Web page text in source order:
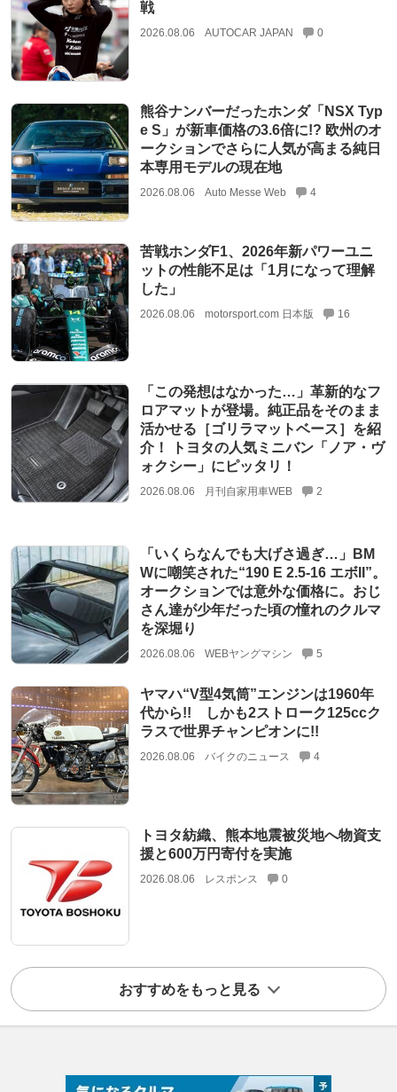
戦
2026.08.06 AUTOCAR JAPAN 0
熊谷ナンバーだったホンダ「NSX Typ
e S」が新車価格の3.6倍に!? 欧州のオ
ークションでさらに人気が高まる純日
本専用モデルの現在地
2026.08.06 Auto Messe Web 4
苦戦ホンダF1、2026年新パワーユニ
ットの性能不足は「1月になって理解
した」
2026.08.06 motorsport.com 日本版 16
「この発想はなかった…」革新的なフ
ロアマットが登場。純正品をそのまま
活かせる［ゴリラマットベース］を紹
介！ トヨタの人気ミニバン「ノア・ヴ
ォクシー」にピッタリ！
2026.08.06 月刊自家用車WEB 2
「いくらなんでも大げさ過ぎ…」BM
Wに嘲笑された“190 E 2.5-16 エボII”。
オークションでは意外な価格に。おじ
さん達が少年だった頃の憧れのクルマ
を深堀り
2026.08.06 WEBヤングマシン 5
ヤマハ“V型4気筒”エンジンは1960年
代から!! しかも2ストローク125ccク
ラスで世界チャンピオンに!!
2026.08.06 バイクのニュース 4
トヨタ紡織、熊本地震被災地へ物資支
援と600万円寄付を実施
2026.08.06 レスポンス 0
おすすめをもっと見る